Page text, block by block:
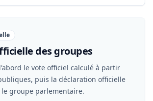
des groupes
le vote officiel calculé à partir
puis la déclaration officielle
groupe parlementaire.